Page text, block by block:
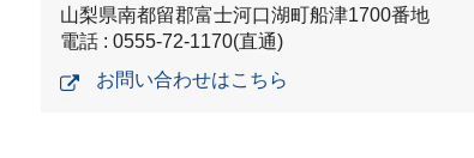
山梨県南都留郡富士河口湖町船津1700番地
電話 : 0555-72-1170(直通)
お問い合わせはこちら